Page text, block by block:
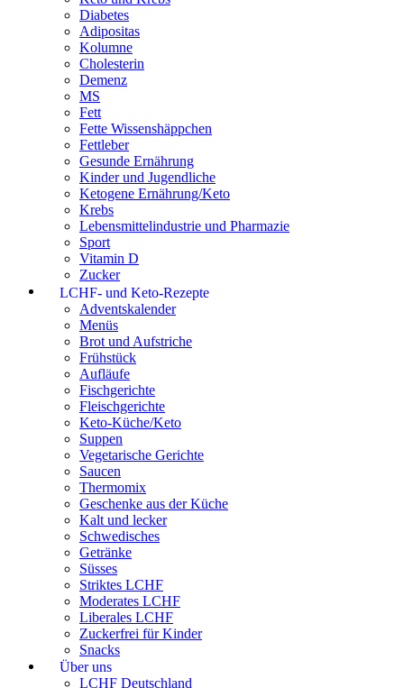
Diabetes
Adipositas
Kolumne
Cholesterin
Demenz
MS
Fett
Fette Wissenshäppchen
Fettleber
Gesunde Ernährung
Kinder und Jugendliche
Ketogene Ernährung/Keto
Krebs
Lebensmittelindustrie und Pharmazie
Sport
Vitamin D
Zucker
LCHF- und Keto-Rezepte
Adventskalender
Menüs
Brot und Aufstriche
Frühstück
Aufläufe
Fischgerichte
Fleischgerichte
Keto-Küche/Keto
Suppen
Vegetarische Gerichte
Saucen
Thermomix
Geschenke aus der Küche
Kalt und lecker
Schwedisches
Getränke
Süsses
Striktes LCHF
Moderates LCHF
Liberales LCHF
Zuckerfrei für Kinder
Snacks
Über uns
LCHF Deutschland